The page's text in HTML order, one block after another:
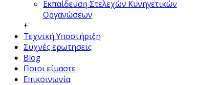
Εκπαίδευση Στελεχών Κυνηγετικών
Οργανώσεων
+
Τεχνική Υποστήριξη
Συχνές ερωτησεις
Blog
Ποιοι είμαστε
Επικοινωνία